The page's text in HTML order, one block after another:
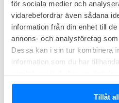
för sociala medier och
vidarebefordrar även sådana
information från din enhet till
annons- och analysföretag
Dessa kan i sin tur kombinera
information som du har
Tillåt
Unikt kontorshotell i Göteborg,